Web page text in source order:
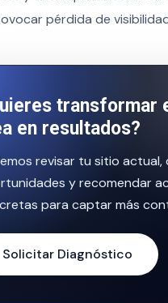
pérdida de
transformar
en resultados?
revisar tu sitio
y recomendar
para captar más
Solicitar Diagnóstico